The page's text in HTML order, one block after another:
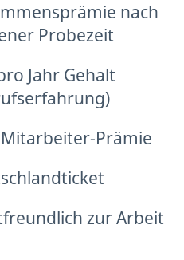
nach
Probezeit
Jahr Gehalt
Prämie
zur Arbeit